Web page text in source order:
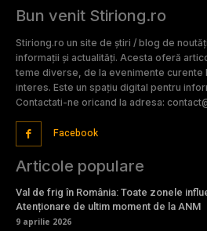
Bun venit Stiriong.ro
Stiriong.ro un site de știri / blog de
informații și actualități. Acesta oferă
teme diverse, de la evenimente
interes. Este un spațiu digital pentru
Contactati-ne oricand la adresa:
Facebook
Articole populare
Val de frig în România: Toate zonele
Atenționare de ultim moment de la ANM
9 aprilie 2026